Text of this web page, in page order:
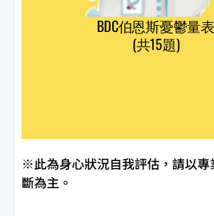
※此為身心狀況自我評估，請以專
斷為主。